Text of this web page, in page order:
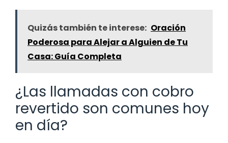
Quizás también te interese: Oración
Poderosa para Alejar a Alguien de Tu
Casa: Guía Completa
¿Las llamadas con cobro
revertido son comunes hoy
en día?